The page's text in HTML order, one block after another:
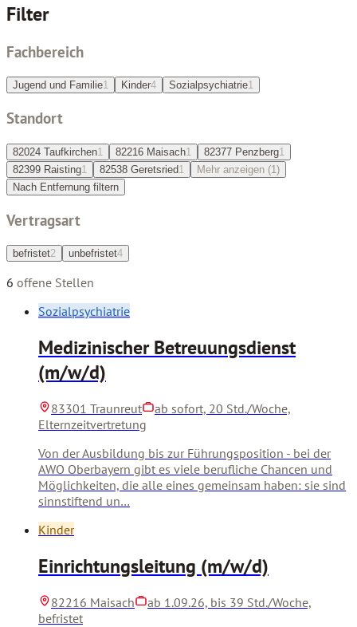
Filter
Fachbereich
Jugend und Familie1 Kinder4 Sozialpsychiatrie1
Standort
82024 Taufkirchen1 82216 Maisach1 82377 Penzberg1
82399 Raisting1 82538 Geretsried1 Mehr anzeigen (1 )
Nach Entfernung filtern
Vertragsart
befristet2 unbefristet4
6 offene Stellen
Sozialpsychiatrie
Medizinischer Betreuungsdienst
(m/w/d)
83301 Traunreut
ab sofort, 20 Std./Woche,
Elternzeitvertretung
Von der Ausbildung bis zur Führungsposition - bei der
AWO Oberbayern gibt es viele berufliche Chancen und
Möglichkeiten, die alle eines gemeinsam haben: sie sind
sinnstiftend un…
Kinder
Einrichtungsleitung (m/w/d)
82216 Maisach
ab 1.09.26, bis 39 Std./Woche,
befristet